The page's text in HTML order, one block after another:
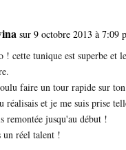
sur 9 octobre 2013 à 7:09
! cette tunique est superbe et
faire un tour rapide sur
réalisais et je me suis prise
remontée jusqu'au début !
un réel talent !